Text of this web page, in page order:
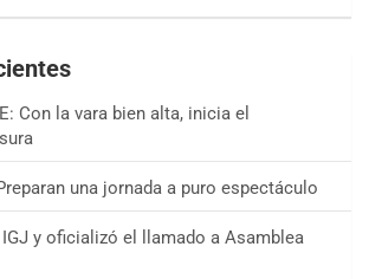
Con la vara bien alta, inicia el
una jornada a puro espectáculo
y oficializó el llamado a Asamblea